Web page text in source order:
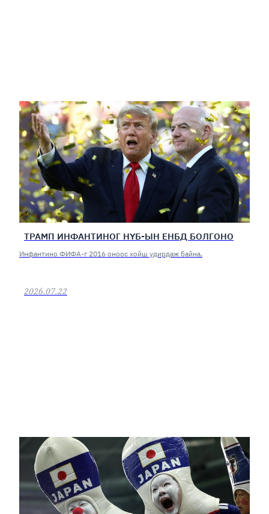
ТРАМП ИНФАНТИНОГ НҮБ-ЫН ЕНБД БОЛГОНО
Инфантино ФИФА-г 2016 оноос хойш удирдаж байна.
2026.07.22